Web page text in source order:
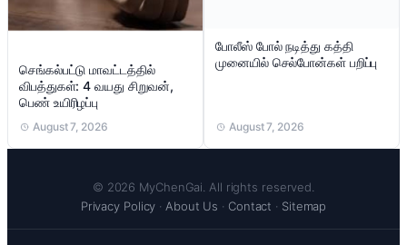
செங்கல்பட்டு மாவட்டத்தில்
விபத்துகள்: 4 வயது சிறுவன்,
பெண் உயிரிழப்பு
August 7, 2026
போலீஸ் போல் நடித்து கத்தி
முனையில் செல்போன்கள் பறிப்பு
August 7, 2026
© 2026 MyChenGai. All rights reserved.
Privacy Policy ·About Us · Contact · Sitemap